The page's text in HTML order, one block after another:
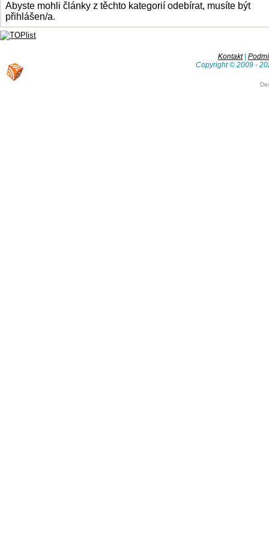
Abyste mohli články z těchto kategorií odebírat, musíte být
přihlášen/a.
Kontakt|
Copyright © 2009 -